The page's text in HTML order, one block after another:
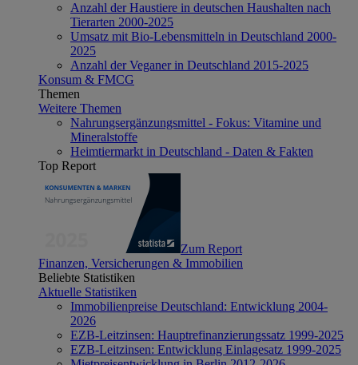
Anzahl der Haustiere in deutschen Haushalten nach
Tierarten 2000-2025
Umsatz mit Bio-Lebensmitteln in Deutschland 2000-
2025
Anzahl der Veganer in Deutschland 2015-2025
Konsum & FMCG
Themen
Weitere Themen
Nahrungsergänzungsmittel - Fokus: Vitamine und
Mineralstoffe
Heimtiermarkt in Deutschland - Daten & Fakten
Top Report
Zum Report
Finanzen, Versicherungen & Immobilien
Beliebte Statistiken
Aktuelle Statistiken
Immobilienpreise Deutschland: Entwicklung 2004-
2026
EZB-Leitzinsen: Hauptrefinanzierungssatz 1999-2025
EZB-Leitzinsen: Entwicklung Einlagesatz 1999-2025